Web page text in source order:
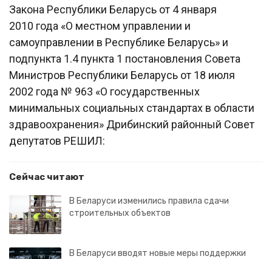
Закона Республики Беларусь от 4 января
2010 года «О местном управлении и
самоуправлении в Республике Беларусь» и
подпункта 1.4 пункта 1 постановления Совета
Министров Республики Беларусь от 18 июля
2002 года № 963 «О государственных
минимальных социальных стандартах в области
здравоохранения» Дрибинский районный Совет
депутатов РЕШИЛ:
Сейчас читают
В Беларуси изменились правила сдачи
строительных объектов
В Беларуси вводят новые меры поддержки